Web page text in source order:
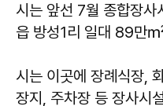
시는 앞선 7월 종합장사
읍 방성1리 일대 89만
시는 이곳에 장례식장,
장지, 주차장 등 장사시